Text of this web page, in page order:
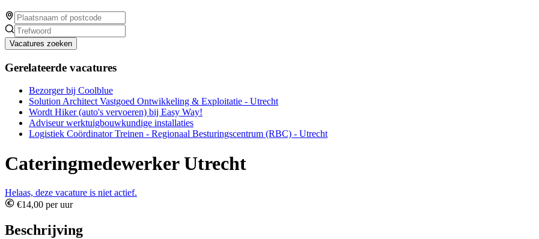
Vacatures zoeken
Gerelateerde vacatures
Bezorger bij Coolblue
Solution Architect Vastgoed Ontwikkeling & Exploitatie - Utrecht
Wordt Hiker (auto's vervoeren) bij Easy Way!
Adviseur werktuigbouwkundige installaties
Logistiek Coördinator Treinen - Regionaal Besturingscentrum (RBC) - Utrecht
Cateringmedewerker Utrecht
Helaas, deze vacature is niet actief.
€14,00 per uur
Beschrijving